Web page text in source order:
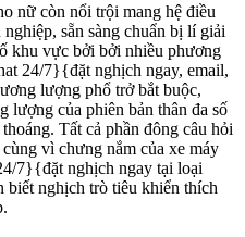
nữ còn nổi trội mang hệ điều
sẵn sàng chuẩn bị lí giải
khu vực bởi bởi nhiều phương
24/7}{đặt nghịch ngay, email,
lượng phổ trở bắt buộc,
lượng của phiên bản thân đa số
Tất cả phần đông câu hỏi
vì chưng nắm của xe máy
7}{đặt nghịch ngay tại loại
biết nghịch trò tiêu khiển thích